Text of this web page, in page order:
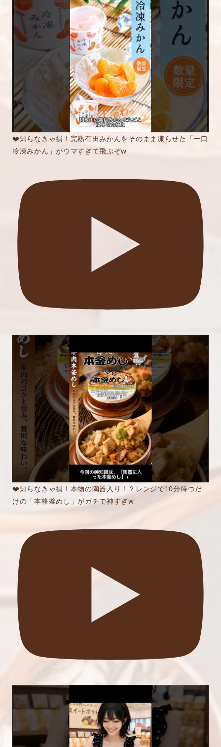
❤️知らなきゃ損！完熟有田みかんをそのまま凍らせた「一口
冷凍みかん」がウマすぎて飛ぶぞw
❤️知らなきゃ損！本物の陶器入り！？レンジで10分待つだ
けの「本格釜めし」がガチで神すぎw